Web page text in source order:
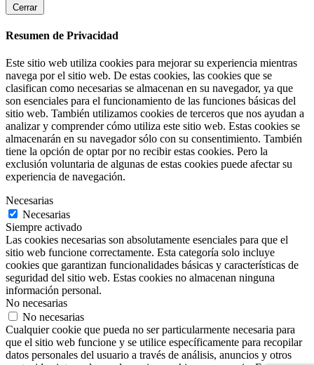
Cerrar
Resumen de Privacidad
Este sitio web utiliza cookies para mejorar su experiencia mientras
navega por el sitio web. De estas cookies, las cookies que se
clasifican como necesarias se almacenan en su navegador, ya que
son esenciales para el funcionamiento de las funciones básicas del
sitio web. También utilizamos cookies de terceros que nos ayudan a
analizar y comprender cómo utiliza este sitio web. Estas cookies se
almacenarán en su navegador sólo con su consentimiento. También
tiene la opción de optar por no recibir estas cookies. Pero la
exclusión voluntaria de algunas de estas cookies puede afectar su
experiencia de navegación.
Necesarias
Necesarias
Siempre activado
Las cookies necesarias son absolutamente esenciales para que el
sitio web funcione correctamente. Esta categoría solo incluye
cookies que garantizan funcionalidades básicas y características de
seguridad del sitio web. Estas cookies no almacenan ninguna
información personal.
No necesarias
No necesarias
Cualquier cookie que pueda no ser particularmente necesaria para
que el sitio web funcione y se utilice específicamente para recopilar
datos personales del usuario a través de análisis, anuncios y otros